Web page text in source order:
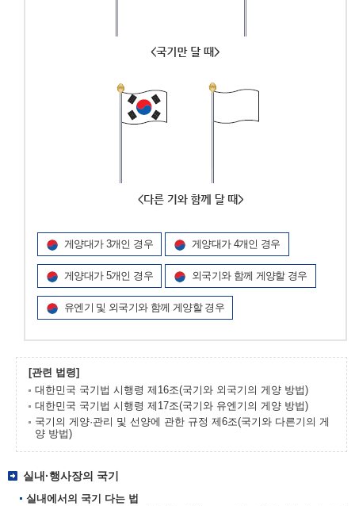
게양대가 3개인 경우 게양대가 4개인 경우
게양대가 5개인 경우 외국기와 함께 게양할 경우
유엔기 및 외국기와 함께 게양할 경우
[관련 법령]
대한민국 국기법 시행령 제16조(국기와 외국기의 게양 방법)
대한민국 국기법 시행령 제17조(국기와 유엔기의 게양 방법)
국기의 게양·관리 및 선양에 관한 규정 제6조(국기와 다른기의 게
양 방법)
실내·행사장의 국기
실내에서의 국기 다는 법